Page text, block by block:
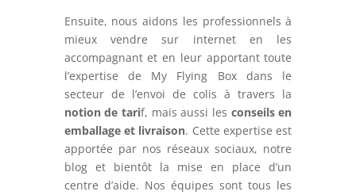
Ensuite, nous aidons les professionnels à
mieux vendre sur internet en les
accompagnant et en leur apportant toute
l’expertise de My Flying Box dans le
secteur de l’envoi de colis à travers la
notion de tarif, mais aussi les conseils en
emballage et livraison. Cette expertise est
apportée par nos réseaux sociaux, notre
blog et bientôt la mise en place d’un
centre d’aide. Nos équipes sont tous les